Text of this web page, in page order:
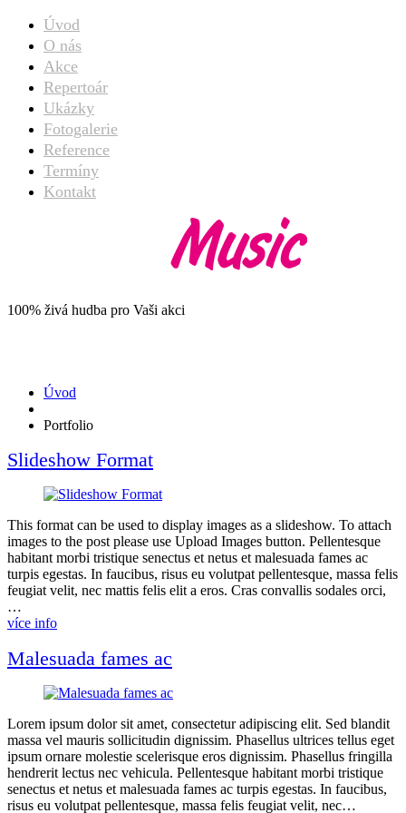
Úvod
O nás
Akce
Repertoár
Ukázky
Fotogalerie
Reference
Termíny
Kontakt
100% živá hudba pro Vaši akci
Úvod
Portfolio
Slideshow Format
This format can be used to display images as a slideshow. To attach
images to the post please use Upload Images button. Pellentesque
habitant morbi tristique senectus et netus et malesuada fames ac
turpis egestas. In faucibus, risus eu volutpat pellentesque, massa felis
feugiat velit, nec mattis felis elit a eros. Cras convallis sodales orci,
…
více info
Malesuada fames ac
Lorem ipsum dolor sit amet, consectetur adipiscing elit. Sed blandit
massa vel mauris sollicitudin dignissim. Phasellus ultrices tellus eget
ipsum ornare molestie scelerisque eros dignissim. Phasellus fringilla
hendrerit lectus nec vehicula. Pellentesque habitant morbi tristique
senectus et netus et malesuada fames ac turpis egestas. In faucibus,
risus eu volutpat pellentesque, massa felis feugiat velit, nec…